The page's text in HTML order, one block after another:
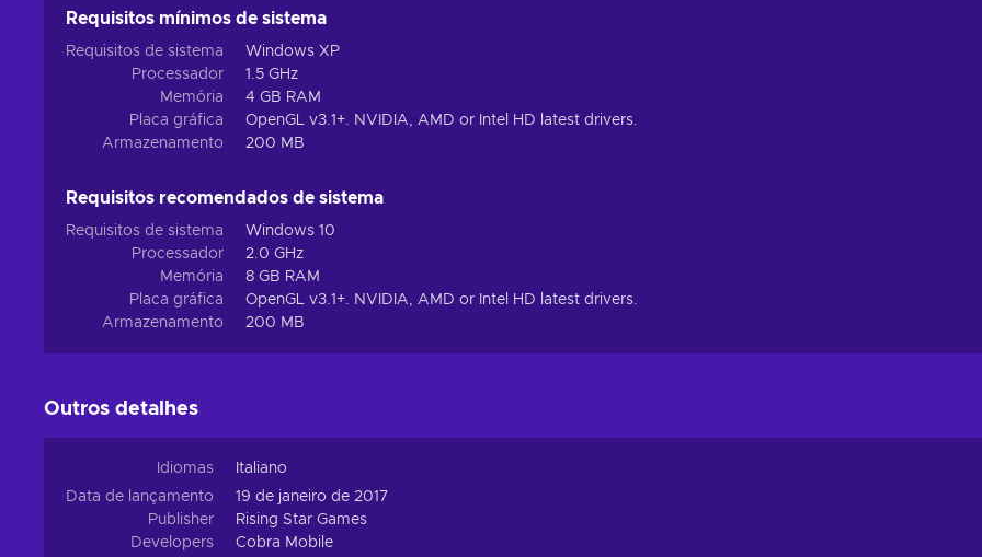
Requisitos mínimos de sistema
Requisitos de sistema
Windows XP
Processador
1.5 GHz
Memória
4 GB RAM
Placa gráfica
OpenGL v3.1+. NVIDIA, AMD or Intel HD latest drivers.
Armazenamento
200 MB
Requisitos recomendados de sistema
Requisitos de sistema
Windows 10
Processador
2.0 GHz
Memória
8 GB RAM
Placa gráfica
OpenGL v3.1+. NVIDIA, AMD or Intel HD latest drivers.
Armazenamento
200 MB
Outros detalhes
Idiomas
Italiano
Data de lançamento
19 de janeiro de 2017
Publisher
Rising Star Games
Developers
Cobra Mobile